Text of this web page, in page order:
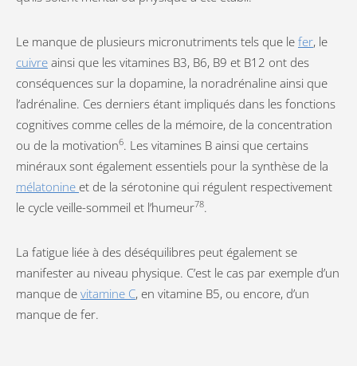
Le manque de plusieurs micronutriments tels que le fer, le
cuivre ainsi que les vitamines B3, B6, B9 et B12 ont des
conséquences sur la dopamine, la noradrénaline ainsi que
l’adrénaline. Ces derniers étant impliqués dans les fonctions
cognitives comme celles de la mémoire, de la concentration
ou de la motivation6. Les vitamines B ainsi que certains
minéraux sont également essentiels pour la synthèse de la
mélatonine et de la sérotonine qui régulent respectivement
le cycle veille-sommeil et l’humeur78.
La fatigue liée à des déséquilibres peut également se
manifester au niveau physique. C’est le cas par exemple d’un
manque de vitamine C, en vitamine B5, ou encore, d’un
manque de fer.